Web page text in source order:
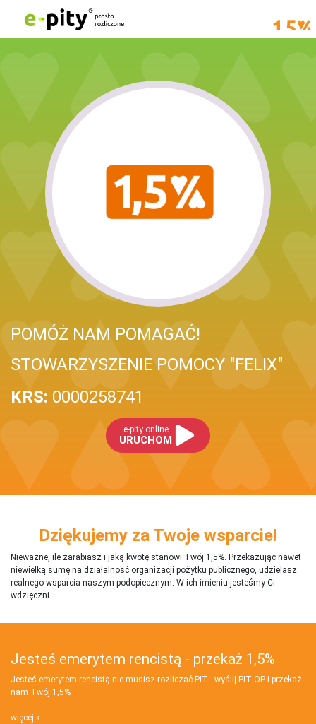
POMÓŻ NAM POMAGAĆ!
STOWARZYSZENIE POMOCY "FELIX"
KRS: 0000258741
e-pity online
URUCHOM
Dziękujemy za Twoje wsparcie!
Nieważne, ile zarabiasz i jaką kwotę stanowi Twój 1,5%. Przekazując nawet
niewielką sumę na działalnosć organizacji pożytku publicznego, udzielasz
realnego wsparcia naszym podopiecznym. W ich imieniu jesteśmy Ci
wdzięczni.
Jesteś emerytem rencistą - przekaż 1,5%
Jesteś emerytem rencistą nie musisz rozliczać PIT - wyślij PIT‑OP i przekaż
nam Twój 1,5%
więcej